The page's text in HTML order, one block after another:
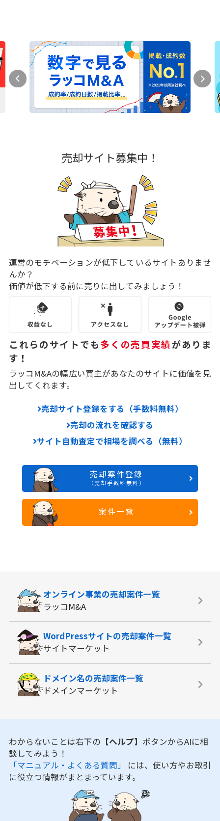
売却サイト募集中！
運営のモチベーションが低下しているサイトありませ
んか？
価値が低下する前に売りに出してみましょう！
これらのサイトでも多くの売買実績がありま
す！
ラッコM&Aの幅広い買主があなたのサイトに価値を見
出してくれます。
売却サイト登録をする（手数料無料）
売却の流れを確認する
サイト自動査定で相場を調べる（無料）
売却案件登録
（売却手数料無料）
案件一覧
オンライン事業の売却案件一覧
ラッコM&A
WordPressサイトの売却案件一覧
サイトマーケット
ドメイン名の売却案件一覧
ドメインマーケット
わからないことは右下の 【ヘルプ】 ボタンからAIに相
談してみよう！
「マニュアル・よくある質問」 には、使い方やお取引
に役立つ情報がまとまっています。